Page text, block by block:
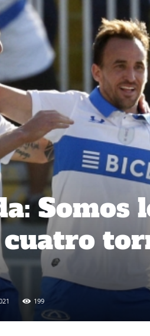
Somos
199